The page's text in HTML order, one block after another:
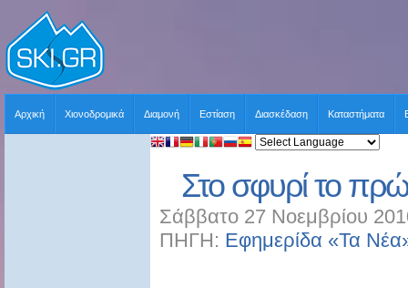
Αρχική Χιονοδρομικά Διαμονή Εστίαση Διασκέδαση Καταστήματα
Στο σφυρί το
Σάββατο 27 Νοεμβρίου
ΠΗΓΗ: Εφημερίδα «Τα